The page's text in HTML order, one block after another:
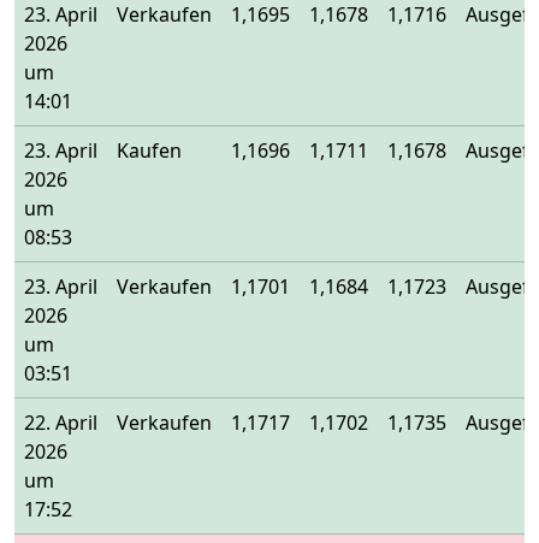
23. April
2026
um
14:01
Verkaufen 1,1695 1,1678 1,1716
23. April
2026
um
08:53
Kaufen 1,1696 1,1711 1,1678
23. April
2026
um
03:51
Verkaufen 1,1701 1,1684 1,1723
22. April
2026
um
17:52
Verkaufen 1,1717 1,1702 1,1735